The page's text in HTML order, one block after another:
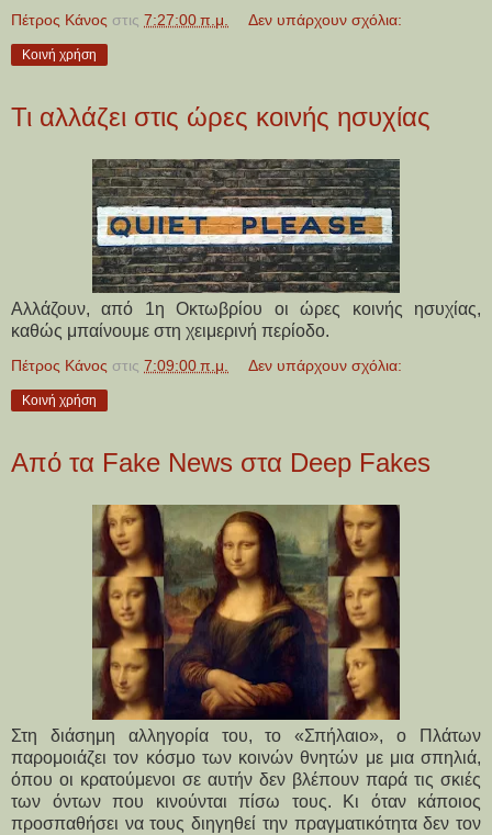
Πέτρος Κάνος στις 7:27:00 π.μ. Δεν υπάρχουν σχόλια:
Κοινή χρήση
Τι αλλάζει στις ώρες κοινής ησυχίας
Αλλάζουν, από 1η Οκτωβρίου οι ώρες κοινής ησυχίας,
καθώς μπαίνουμε στη χειμερινή περίοδο.
Πέτρος Κάνος στις 7:09:00 π.μ. Δεν υπάρχουν σχόλια:
Κοινή χρήση
Από τα Fake News στα Deep Fakes
Στη διάσημη αλληγορία του, το «Σπήλαιο», ο Πλάτων
παρομοιάζει τον κόσμο των κοινών θνητών με μια σπηλιά,
όπου οι κρατούμενοι σε αυτήν δεν βλέπουν παρά τις σκιές
των όντων που κινούνται πίσω τους. Κι όταν κάποιος
προσπαθήσει να τους διηγηθεί την πραγματικότητα δεν τον